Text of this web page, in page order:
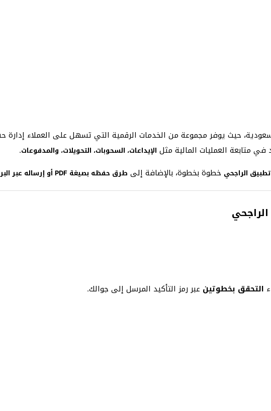
حيث يوفر مجموعة من الخدمات الرقمية التي تسهل على العملاء إدارة
متابعة العمليات المالية مثل الإيداعات، السحوبات، التحويلات، والمدفوعات.
الراجحي خطوة بخطوة، بالإضافة إلى طرق حفظه بصيغة PDF أو إرساله عبر البريد الإلكتروني
التحقق بخطوتين عبر رمز التأكيد المرسل إلى جوالك.